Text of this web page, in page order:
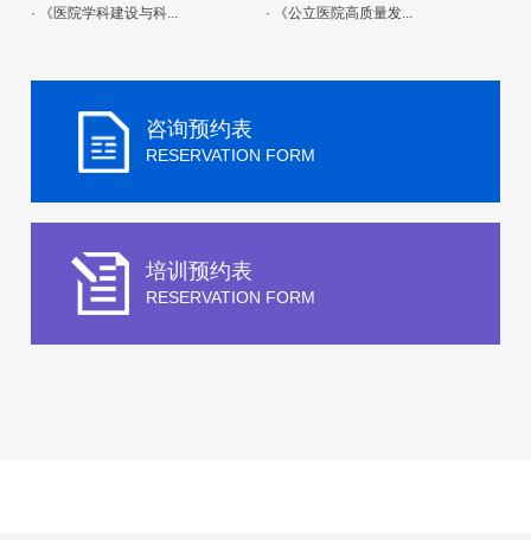
· 《医院学科建设与科... · 《公立医院高质量发...
咨询预约表
RESERVATION FORM
培训预约表
RESERVATION FORM